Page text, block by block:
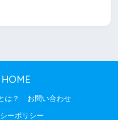
は？ お問い合わせ
ーポリシー